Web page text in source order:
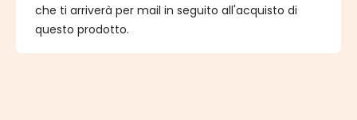
che ti arriverà per mail in seguito all'acquisto di
questo prodotto.